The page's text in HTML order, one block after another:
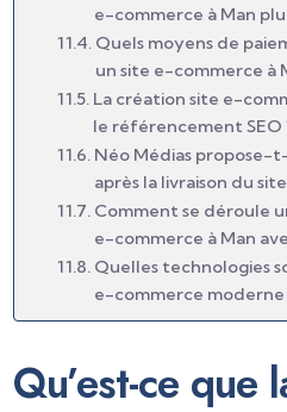
e-commerce à Man
Quels moyens de
un site e-commerce à
La création site e-
le référencement SEO
Néo Médias propose-
après la livraison du site
Comment se déroule
e-commerce à Man
Quelles technologies
e-commerce moderne
Qu’est-ce que